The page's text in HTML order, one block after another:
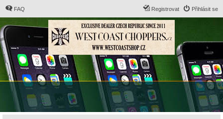
FAQ Přihlásit se
Registrovat